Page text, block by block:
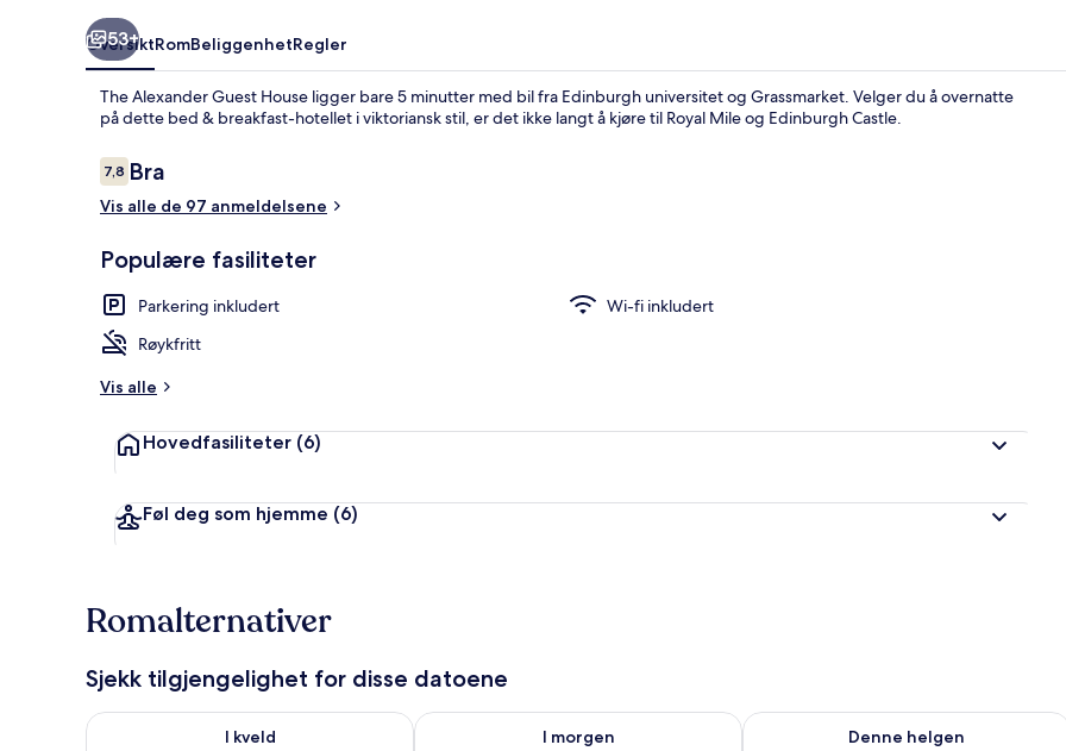
Tremannsrom – familie, eget bad (Room 5) | Skrivebord, lydisolert og sengetøy
53+
OversiktRomBeliggenhetRegler
The Alexander Guest House ligger bare 5 minutter med bil fra Edinburgh universitet og Grassmarket. Velger du å overnatte
på dette bed & breakfast-hotellet i viktoriansk stil, er det ikke langt å kjøre til Royal Mile og Edinburgh Castle.
Anmeldelser
7,87,8 av 10 –
Bra
Vis alle de 97 anmeldelsene
Populære fasiliteter
Parkering inkludert
Wi-fi inkludert
Røykfritt
Vis alle
Hovedfasiliteter (6)
Føl deg som hjemme (6)
Romalternativer
Sjekk tilgjengelighet for disse datoene
I kveld
Sjekk tilgjengelighet for i kveld, aug. 6 - aug. 7
I morgen
Sjekk tilgjengelighet for i morgen, aug. 7 - aug. 8
Denne helgen
Sjekk tilgjengelighet for denne